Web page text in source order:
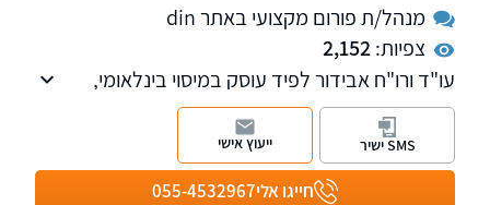
מנהל/ת פורום מקצועי באתר din
צפיות:2,152
עו"ד ורו"ח אבידור לפיד עוסק במיסוי בינלאומי,
ניהול הון משפחתי וליווי ספורטאים, ומספק פתרונות
משפטיים ועסקיים ללקוחותיו בזכות ניסיונו העשיר
בפירמות המובילות בישראל.
חייגו אלי055-4532967
SMS ישיר ייעוץ אישי